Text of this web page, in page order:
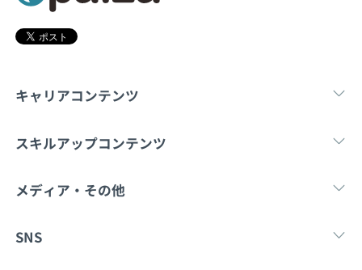
キャリアコンテンツ
転職・キャリア 新卒就
スキルアップコンテンツ
学習 マンガ・ゲーム
メディア・その他
Tech Team Journal note
SNS